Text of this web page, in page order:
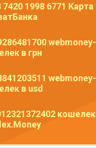
7420 1998 6771 Карта
webmoney-
в грн
webmoney-
в usd
кошелек